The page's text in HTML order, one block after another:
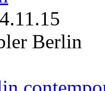
Berlin